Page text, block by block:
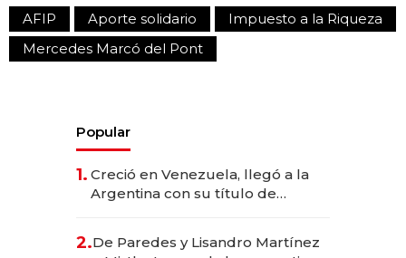
AFIP Aporte solidario
Impuesto a la Riqueza
Mercedes Marcó del Pont
Popular
1. Creció en Venezuela, llegó a la
Argentina con su título de
las marcas "fast premium"
2.De Paredes y Lisandro Martínez